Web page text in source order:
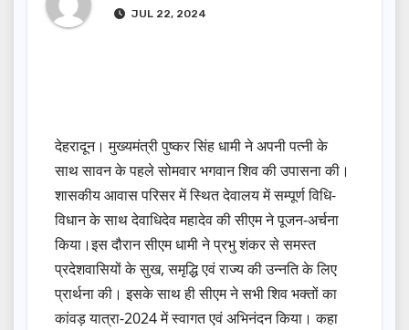
JUL 22, 2024
देहरादून। मुख्यमंत्री पुष्कर सिंह धामी ने अपनी पत्नी के
साथ सावन के पहले सोमवार भगवान शिव की उपासना की।
शासकीय आवास परिसर में स्थित देवालय में सम्पूर्ण विधि-
विधान के साथ देवाधिदेव महादेव की सीएम ने पूजन-अर्चना
किया।इस दौरान सीएम धामी ने प्रभु शंकर से समस्त
प्रदेशवासियों के सुख, समृद्धि एवं राज्य की उन्नति के लिए
प्रार्थना की। इसके साथ ही सीएम ने सभी शिव भक्तों का
कांवड़ यात्रा-2024 में स्वागत एवं अभिनंदन किया। कहा